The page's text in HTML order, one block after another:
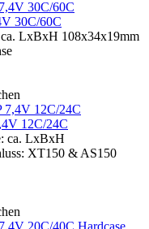
30C/60C
LxBxH 108x34x19mm
12C/24C
ca. LxBxH
XT150 & AS150